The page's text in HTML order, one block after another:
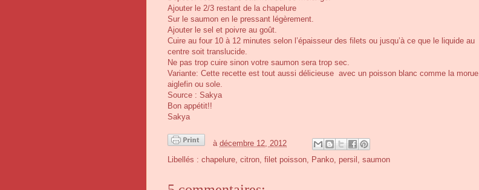
Ajouter le 2/3 restant de la chapelure
Sur le saumon en le pressant légèrement.
Ajouter le sel et poivre au goût.
Cuire au four 10 à 12 minutes selon l’épaisseur des filets ou jusqu’à ce que le liquide au
centre soit translucide.
Ne pas trop cuire sinon votre saumon sera trop sec.
Variante: Cette recette est tout aussi délicieuse avec un poisson blanc comme la morue,
aiglefin ou sole.
Source : Sakya
Bon appétit!!
Sakya
à décembre 12, 2012
Libellés : chapelure citron filet poisson Panko persil saumon